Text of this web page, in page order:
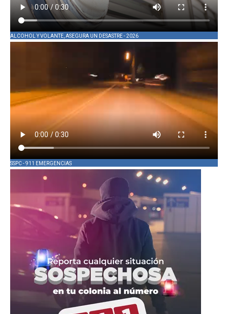
ALCOHOL Y VOLANTE, ASEGURA UN DESASTRE - 2026
SSPC - 911 EMERGENCIAS